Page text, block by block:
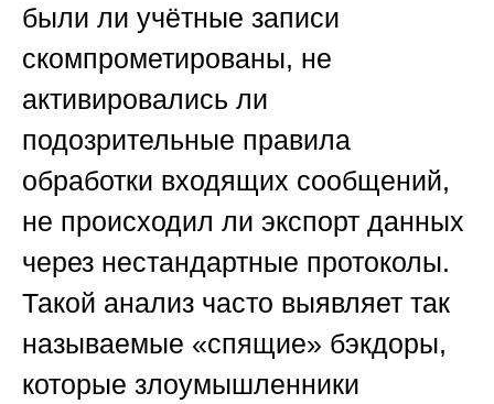
были ли учётные записи
скомпрометированы, не
активировались ли
подозрительные правила
обработки входящих сообщений,
не происходил ли экспорт данных
через нестандартные протоколы.
Такой анализ часто выявляет так
называемые «спящие» бэкдоры,
которые злоумышленники